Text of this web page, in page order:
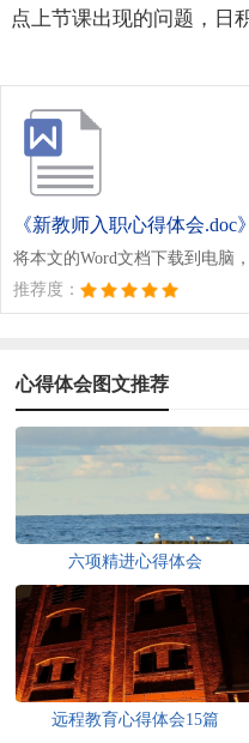
点上节课出现的问题，日
《新教师入职心得体会.doc》
将本文的Word文档下载到电脑
推荐度：
心得体会图文推荐
六项精进心得体会
远程教育心得体会15篇